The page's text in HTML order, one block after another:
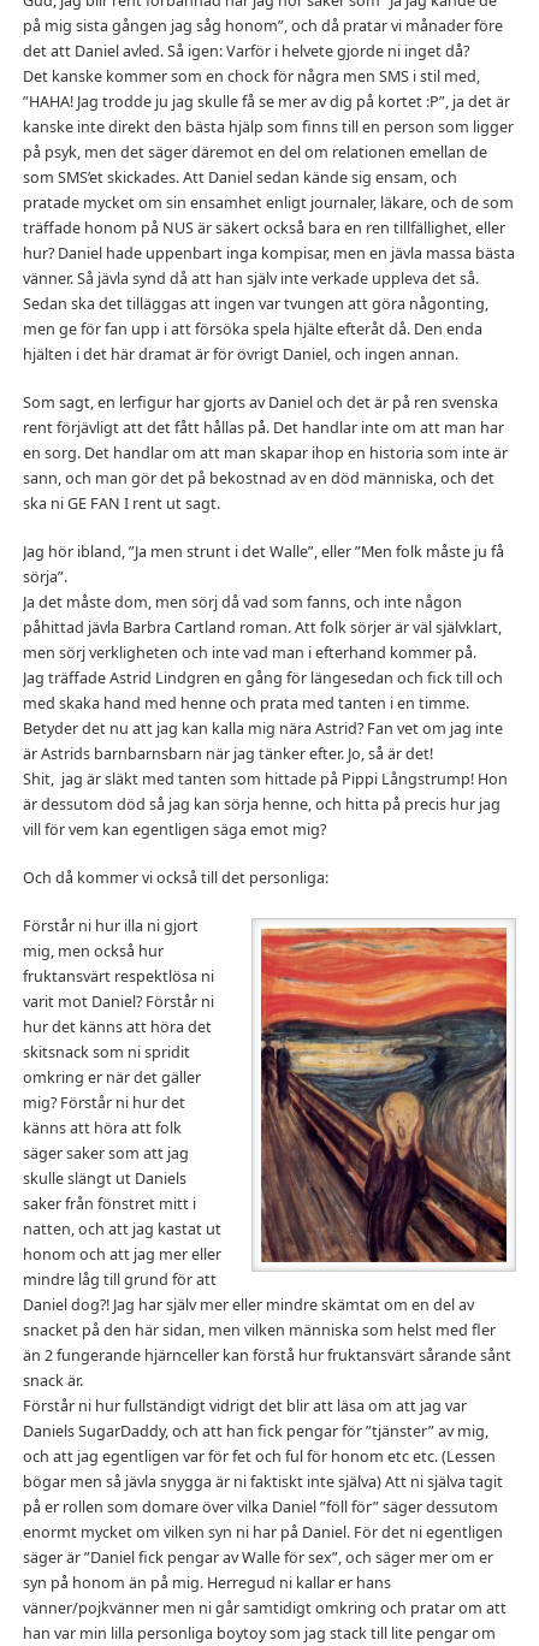
på mig sista gången jag såg honom”, och då pratar vi månader före
det att Daniel avled. Så igen: Varför i helvete gjorde ni inget då?
Det kanske kommer som en chock för några men SMS i stil med,
”HAHA! Jag trodde ju jag skulle få se mer av dig på kortet :P”, ja det är
kanske inte direkt den bästa hjälp som finns till en person som ligger
på psyk, men det säger däremot en del om relationen emellan de
som SMS’et skickades. Att Daniel sedan kände sig ensam, och
pratade mycket om sin ensamhet enligt journaler, läkare, och de som
träffade honom på NUS är säkert också bara en ren tillfällighet, eller
hur? Daniel hade uppenbart inga kompisar, men en jävla massa bästa
vänner. Så jävla synd då att han själv inte verkade uppleva det så.
Sedan ska det tilläggas att ingen var tvungen att göra någonting,
men ge för fan upp i att försöka spela hjälte efteråt då. Den enda
hjälten i det här dramat är för övrigt Daniel, och ingen annan.
Som sagt, en lerfigur har gjorts av Daniel och det är på ren svenska
rent förjävligt att det fått hållas på. Det handlar inte om att man har
en sorg. Det handlar om att man skapar ihop en historia som inte är
sann, och man gör det på bekostnad av en död människa, och det
ska ni GE FAN I rent ut sagt.
Jag hör ibland, ”Ja men strunt i det Walle”, eller ”Men folk måste ju få
sörja”.
Ja det måste dom, men sörj då vad som fanns, och inte någon
påhittad jävla Barbra Cartland roman. Att folk sörjer är väl självklart,
men sörj verkligheten och inte vad man i efterhand kommer på.
Jag träffade Astrid Lindgren en gång för längesedan och fick till och
med skaka hand med henne och prata med tanten i en timme.
Betyder det nu att jag kan kalla mig nära Astrid? Fan vet om jag inte
är Astrids barnbarnsbarn när jag tänker efter. Jo, så är det!
Shit, jag är släkt med tanten som hittade på Pippi Långstrump! Hon
är dessutom död så jag kan sörja henne, och hitta på precis hur jag
vill för vem kan egentligen säga emot mig?
Och då kommer vi också till det personliga:
Förstår ni hur illa ni gjort
mig, men också hur
fruktansvärt respektlösa ni
varit mot Daniel? Förstår ni
hur det känns att höra det
skitsnack som ni spridit
omkring er när det gäller
mig? Förstår ni hur det
känns att höra att folk
säger saker som att jag
skulle slängt ut Daniels
saker från fönstret mitt i
natten, och att jag kastat ut
honom och att jag mer eller
mindre låg till grund för att
Daniel dog?! Jag har själv mer eller mindre skämtat om en del av
snacket på den här sidan, men vilken människa som helst med fler
än 2 fungerande hjärnceller kan förstå hur fruktansvärt sårande sånt
snack är.
Förstår ni hur fullständigt vidrigt det blir att läsa om att jag var
Daniels SugarDaddy, och att han fick pengar för ”tjänster” av mig,
och att jag egentligen var för fet och ful för honom etc etc. (Lessen
bögar men så jävla snygga är ni faktiskt inte själva) Att ni själva tagit
på er rollen som domare över vilka Daniel ”föll för” säger dessutom
enormt mycket om vilken syn ni har på Daniel. För det ni egentligen
säger är ”Daniel fick pengar av Walle för sex”, och säger mer om er
syn på honom än på mig. Herregud ni kallar er hans
vänner/pojkvänner men ni går samtidigt omkring och pratar om att
han var min lilla personliga boytoy som jag stack till lite pengar om